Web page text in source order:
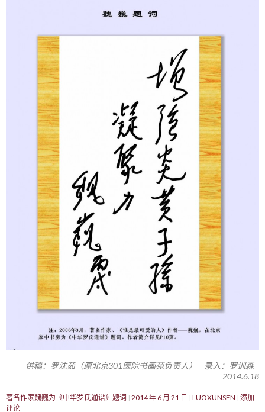
供稿：罗沈茹（原北京301医院书画苑负责人） 录入：罗训森
2014.6.18
著名作家魏巍为《中华罗氏通谱》题词 2014 年 6 月 21 日 LUOXUNSEN 添加
评论